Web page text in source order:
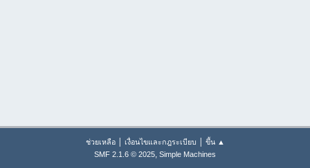
ช่วยเหลือ| เงื่อนไขและกฎระเบียบ | ขึ้น ▲
SMF 2.1.6 © 2025, Simple Machines